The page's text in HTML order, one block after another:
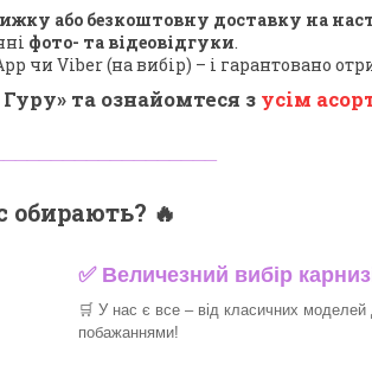
або безкоштовну доставку на
фото- та відеовідгуки.
чи Viber (на вибір) – і гарантовано
» та ознайомтеся з усім
обирають? 🔥
✅ Величезний вибір
🛒 У нас є все – від класичних моделей
побажаннями!​